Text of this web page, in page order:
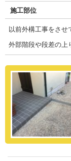
施工部位
以前外構工事をさせ
外部階段や段差の上